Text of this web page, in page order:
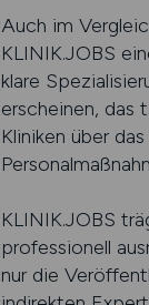
Auch im
KLINIK.JOBS
klare
erscheinen, das
Kliniken über
KLINIK.JOBS
professionell
nur die